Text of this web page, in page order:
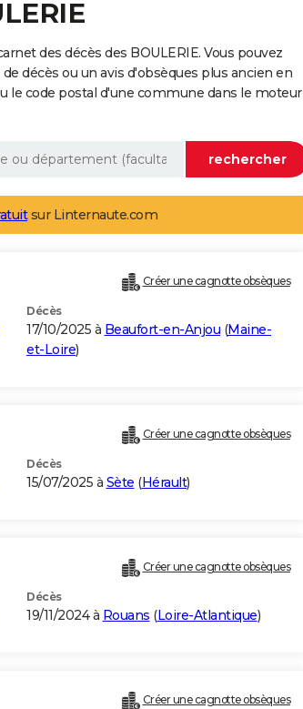
des décès des BOULERIE. Vous pouvez
décès ou un avis d'obsèques plus ancien en
le code postal d'une commune dans le moteur
sur Linternaute.com
Créer une cagnotte obsèques
Décès
17/10/2025 à Beaufort-en-Anjou (Maine-
et-Loire)
Créer une cagnotte obsèques
Décès
15/07/2025 à Sète (Hérault)
Créer une cagnotte obsèques
Décès
19/11/2024 à Rouans (Loire-Atlantique)
Créer une cagnotte obsèques